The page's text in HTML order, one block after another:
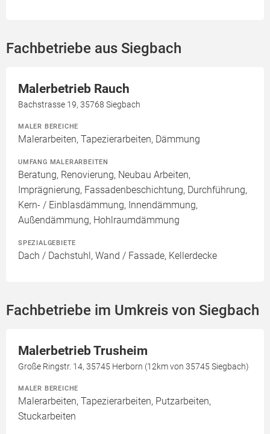
Fachbetriebe aus Siegbach
Malerbetrieb Rauch
Bachstrasse 19, 35768 Siegbach
MALER BEREICHE
Malerarbeiten, Tapezierarbeiten, Dämmung
UMFANG MALERARBEITEN
Beratung, Renovierung, Neubau Arbeiten,
Imprägnierung, Fassadenbeschichtung, Durchführung,
Kern- / Einblasdämmung, Innendämmung,
Außendämmung, Hohlraumdämmung
SPEZIALGEBIETE
Dach / Dachstuhl, Wand / Fassade, Kellerdecke
Fachbetriebe im Umkreis von Siegbach
Malerbetrieb Trusheim
Große Ringstr. 14, 35745 Herborn (12km von 35745 Siegbach)
MALER BEREICHE
Malerarbeiten, Tapezierarbeiten, Putzarbeiten,
Stuckarbeiten